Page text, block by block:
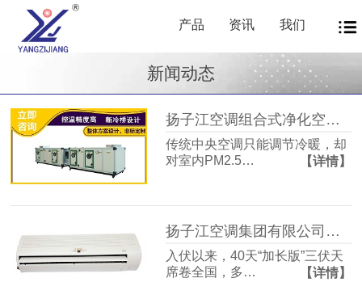
产品 资讯 我们
新闻动态
扬子江空调组合式净化空调箱风机盘管中央新风系统——让每一次呼吸都成为健康投资
传统中央空调只能调节冷暖，却
对室内PM2.5…
【详情】
扬子江空调集团有限公司商用暖通源头厂家，40年匠心护航从容度伏
入伏以来，40天“加长版”三伏天
席卷全国，多…
【详情】